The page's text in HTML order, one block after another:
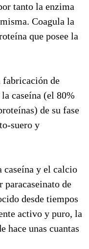
tanto la enzima
Coagula la
que posee la
fabricación de
caseína (el 80%
de su fase
suero y
caseína y el calcio
paracaseinato de
desde tiempos
activo y puro, la
hace unas cuantas